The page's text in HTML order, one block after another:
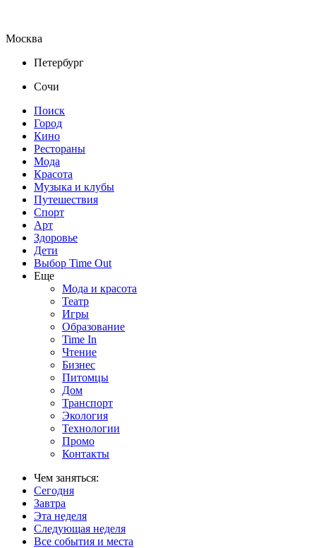
Москва
Петербург
Сочи
Поиск
Город
Кино
Рестораны
Мода
Красота
Музыка и клубы
Путешествия
Спорт
Арт
Здоровье
Дети
Выбор Time Out
Еще
Мода и красота
Театр
Игры
Образование
Time In
Чтение
Бизнес
Питомцы
Дом
Транспорт
Экология
Технологии
Промо
Контакты
Чем заняться:
Сегодня
Завтра
Эта неделя
Следующая неделя
Все события и места